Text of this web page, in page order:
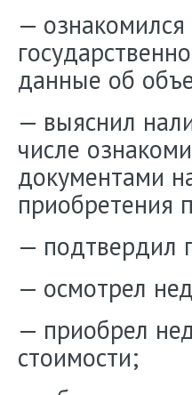
—
данные об
— выяснил
числе
документами
приобретения
— подтвердил
— осмотрел
— приобрел
стоимости;